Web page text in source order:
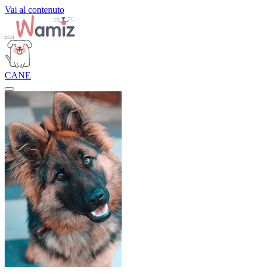
Vai al contenuto
CANE